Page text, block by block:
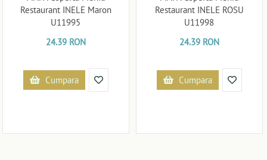
Restaurant INELE Maron
U11995
24.39 RON
Cumpara
Restaurant INELE ROSU
U11998
24.39 RON
Cumpara